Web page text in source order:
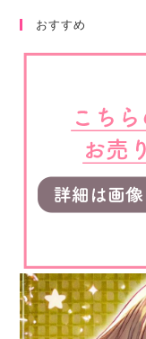
おすすめ